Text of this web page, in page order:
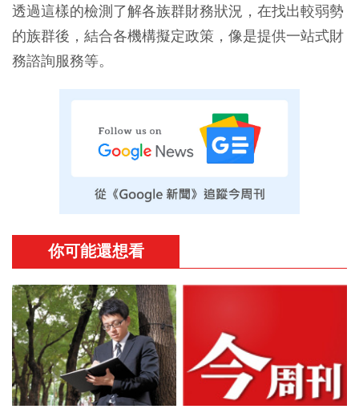
透過這樣的檢測了解各族群財務狀況，在找出較弱勢
的族群後，結合各機構擬定政策，像是提供一站式財
務諮詢服務等。